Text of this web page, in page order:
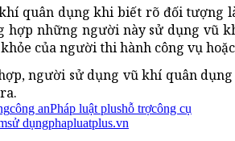
quân dụng khi biết rõ đối tượng
những người này sử dụng vũ
của người thi hành công vụ
người sử dụng vũ khí quân
công anPháp luật plushỗ trợcông cụ
sử dụngphapluatplus.vn